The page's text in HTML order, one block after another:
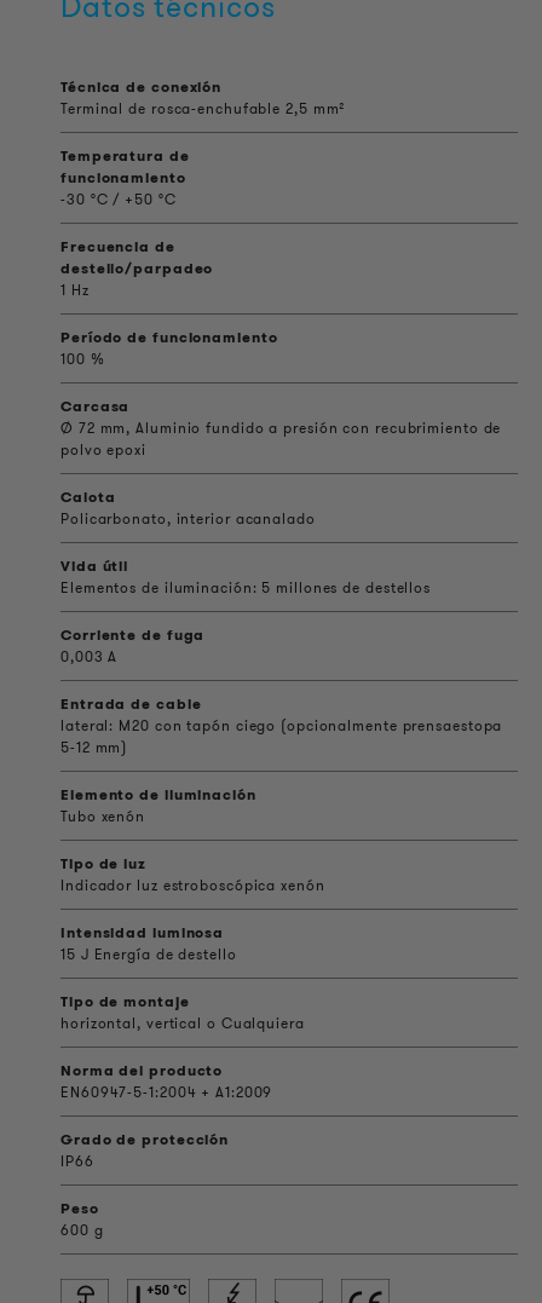
Técnica de conexión
Terminal de rosca-enchufable 2,5 mm²
Temperatura de
funcionamiento
-30 °C / +50 °C
Frecuencia de
destello/parpadeo
1 Hz
Período de funcionamiento
100 %
Carcasa
Ø 72 mm, Aluminio fundido a presión con recubrimiento de
polvo epoxi
Calota
Policarbonato, interior acanalado
Vida útil
Elementos de iluminación: 5 millones de destellos
Corriente de fuga
0,003 A
Entrada de cable
lateral: M20 con tapón ciego (opcionalmente prensaestopa
5-12 mm)
Elemento de iluminación
Tubo xenón
Tipo de luz
Indicador luz estroboscópica xenón
Intensidad luminosa
15 J Energía de destello
Tipo de montaje
horizontal, vertical o Cualquiera
Norma del producto
EN60947-5-1:2004 + A1:2009
Grado de protección
IP66
Peso
600 g